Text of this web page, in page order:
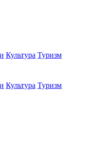
Культура Туризм
Культура Туризм